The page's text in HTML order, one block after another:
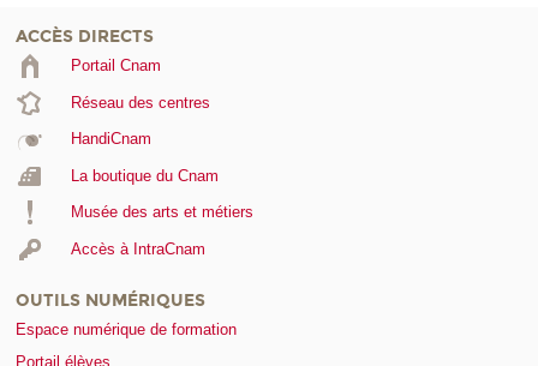
ACCÈS DIRECTS
Portail Cnam
Réseau des centres
HandiCnam
La boutique du Cnam
Musée des arts et métiers
Accès à IntraCnam
OUTILS NUMÉRIQUES
Espace numérique de formation
Portail élèves